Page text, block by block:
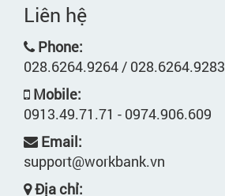
Liên hệ
Phone:
028.6264.9264 / 028.6264.9283
Mobile:
0913.49.71.71 - 0974.906.609
Email:
support@workbank.vn
Địa chỉ: